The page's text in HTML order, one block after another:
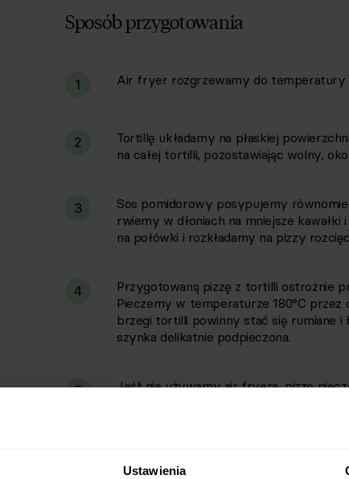
Ustawienia
Sposób przygotowania
1 Air fryer rozgrzewamy do temperatury
2
Tortillę układamy na płaskiej
na całej tortilli, pozostawiając wolny,
3
Sos pomidorowy posypujemy
rwiemy w dłoniach na mniejsze
na połówki i rozkładamy na pizzy
4
Przygotowaną pizzę z tortilli ostrożnie
Pieczemy w temperaturze 180°C
brzegi tortilli powinny stać się rumiane i
szynka delikatnie podpieczona.
5
Jeśli nie używamy air fryera, pizzę
nagrzanym do 210°C (funkcja góra-
Gotową pizzę delikatnie wyjmujemy z